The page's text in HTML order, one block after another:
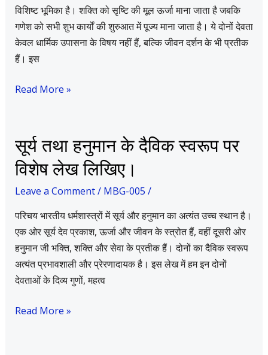
विशिष्ट भूमिका है। शक्ति को सृष्टि की मूल ऊर्जा माना जाता है जबकि
गणेश को सभी शुभ कार्यों की शुरुआत में पूज्य माना जाता है। ये दोनों देवता
केवल धार्मिक उपासना के विषय नहीं हैं, बल्कि जीवन दर्शन के भी प्रतीक
हैं। इस
विस्तार
से
लिखिए।
Read More »
सूर्य तथा हनुमान के दैविक स्वरूप पर
विशेष लेख लिखिए।
Leave a Comment/ MBG-005 /
परिचय भारतीय धर्मशास्त्रों में सूर्य और हनुमान का अत्यंत उच्च स्थान है।
एक ओर सूर्य देव प्रकाश, ऊर्जा और जीवन के स्त्रोत हैं, वहीं दूसरी ओर
हनुमान जी भक्ति, शक्ति और सेवा के प्रतीक हैं। दोनों का दैविक स्वरूप
अत्यंत प्रभावशाली और प्रेरणादायक है। इस लेख में हम इन दोनों
देवताओं के दिव्य गुणों, महत्व
सूर्य
तथा
हनुमान
के
स्वरूप
पर
विशेष
लेख
लिखिए।
Read More »